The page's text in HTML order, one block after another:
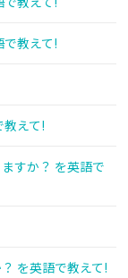
教えて!
えて!
すか？ を英語で
を英語で教えて!